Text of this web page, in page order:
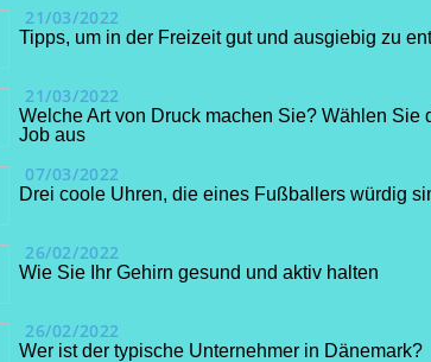
21/03/2022
Tipps, um in der Freizeit gut und ausgiebig zu
21/03/2022
Welche Art von Druck machen Sie? Wählen Sie
Job aus
07/03/2022
Drei coole Uhren, die eines Fußballers würdig
26/02/2022
Wie Sie Ihr Gehirn gesund und aktiv halten
26/02/2022
Wer ist der typische Unternehmer in Dänemark?